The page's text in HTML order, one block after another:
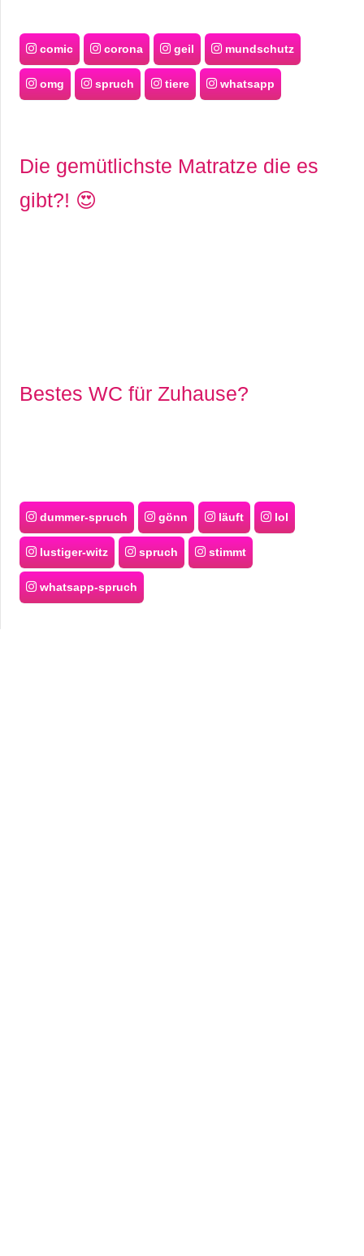
comic corona geil mundschutz
omg spruch tiere whatsapp
Die gemütlichste Matratze die es
gibt?! 😍
Bestes WC für Zuhause?
dummer-spruch gönn läuft lol
lustiger-witz spruch stimmt
whatsapp-spruch